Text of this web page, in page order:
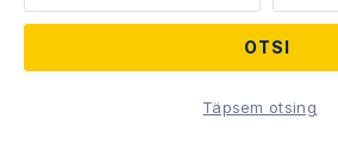
Täpsem otsing